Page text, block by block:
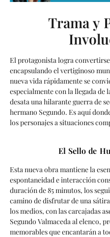
Trama y
El protagonista logra
encapsulando el vertiginoso
nueva vida rápidamente se
especialmente con la llegada
desata una hilarante guerra de
hermano Segundo. Es aquí
los personajes a situaciones
El Sello de
Esta nueva obra mantiene la
espontaneidad e interacción
duración de 85 minutos, los
camino de disfrutar de una
los medios, con las carcajadas
Segundo Valmaceda al elenco,
memorables que encantarán a